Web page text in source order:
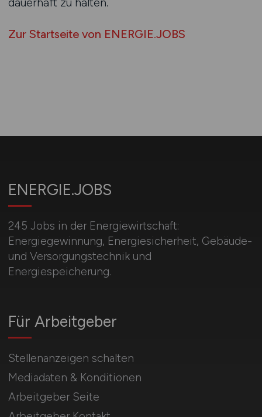
Zur Startseite von ENERGIE.JOBS
ENERGIE.JOBS
245 Jobs in der Energiewirtschaft:
Energiegewinnung, Energiesicherheit, Gebäude-
und Versorgungstechnik und
Energiespeicherung.
Für Arbeitgeber
Stellenanzeigen schalten
Mediadaten & Konditionen
Arbeitgeber Seite